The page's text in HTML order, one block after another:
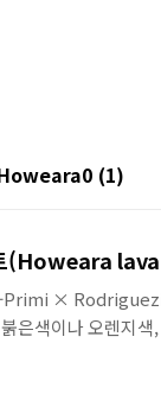
(1)
(Howeara
× Rodriguezia
은색이나 오렌지